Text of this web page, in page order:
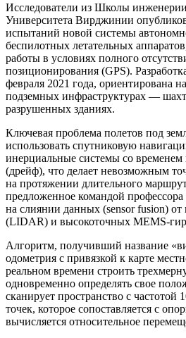
Исследователи из Школы
Университета Вирджинии
испытаний новой системы
беспилотных летательных
работы в условиях полного
позиционирования (GPS).
февраля 2021 года, ориентирована
подземных инфраструктурах —
разрушенных зданиях.
Ключевая проблема полетов под
использовать спутниковую
инерциальные системы со
(дрейф), что делает невозможным
на протяжении длительного
предложенное командой
на слиянии данных (sensor fusion) от
(LIDAR) и высокоточных MEMS-
Алгоритм, получивший название
одометрия с привязкой к карте
реальном времени строить
одновременно определять свое
сканирует пространство с частотой
точек, которое сопоставляется с
вычисляется относительное